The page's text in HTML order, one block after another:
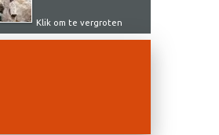
Klik om te vergroten